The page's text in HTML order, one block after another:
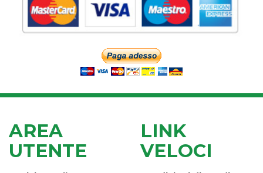
AREA
UTENTE
LINK
VELOCI